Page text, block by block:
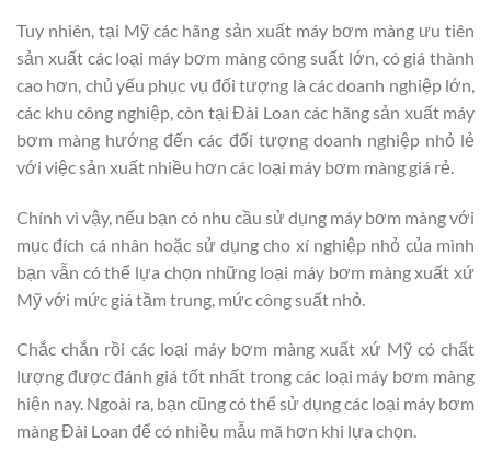
Tuy nhiên, tại Mỹ các hãng sản xuất máy bơm màng ưu tiên
sản xuất các loại máy bơm màng công suất lớn, có giá thành
cao hơn, chủ yếu phục vụ đối tượng là các doanh nghiệp lớn,
các khu công nghiệp, còn tại Đài Loan các hãng sản xuất máy
bơm màng hướng đến các đối tượng doanh nghiệp nhỏ lẻ
với việc sản xuất nhiều hơn các loại máy bơm màng giá rẻ.
Chính vì vậy, nếu bạn có nhu cầu sử dụng máy bơm màng với
mục đích cá nhân hoặc sử dụng cho xí nghiệp nhỏ của mình
bạn vẫn có thể lựa chọn những loại máy bơm màng xuất xứ
Mỹ với mức giá tầm trung, mức công suất nhỏ.
Chắc chắn rồi các loại máy bơm màng xuất xứ Mỹ có chất
lượng được đánh giá tốt nhất trong các loại máy bơm màng
hiện nay. Ngoài ra, bạn cũng có thể sử dụng các loại máy bơm
màng Đài Loan để có nhiều mẫu mã hơn khi lựa chọn.